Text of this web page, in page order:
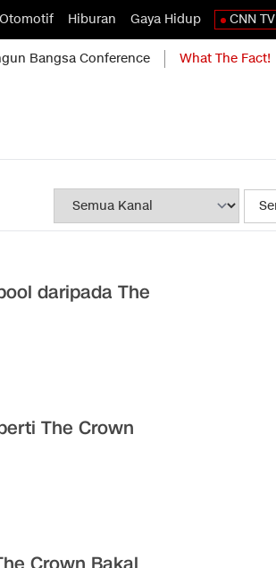
Otomotif Hiburan Gaya Hidup CNN TV
Bangsa Conference What The Fact!
daripada The
The Crown